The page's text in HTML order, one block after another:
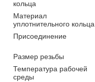
кольца
Материал
уплотнительного кольца
Присоединение
Размер резьбы
Температура рабочей
среды